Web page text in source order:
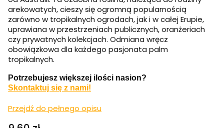
arekowatych, cieszy się ogromną popularnością
zarówno w tropikalnych ogrodach, jak i w całej Erupie,
uprawiana w przestrzeniach publicznych, oranżeriach
czy prywatnych kolekcjach. Odmiana wręcz
obowiązkowa dla każdego pasjonata palm
tropikalnych.
Potrzebujesz większej ilości nasion?
Skontaktuj się z nami!
Przejdź do pełnego opisu